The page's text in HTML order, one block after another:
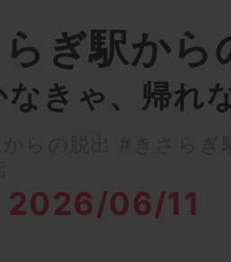
らぎ駅か
なきゃ、帰れ
2026/06/11